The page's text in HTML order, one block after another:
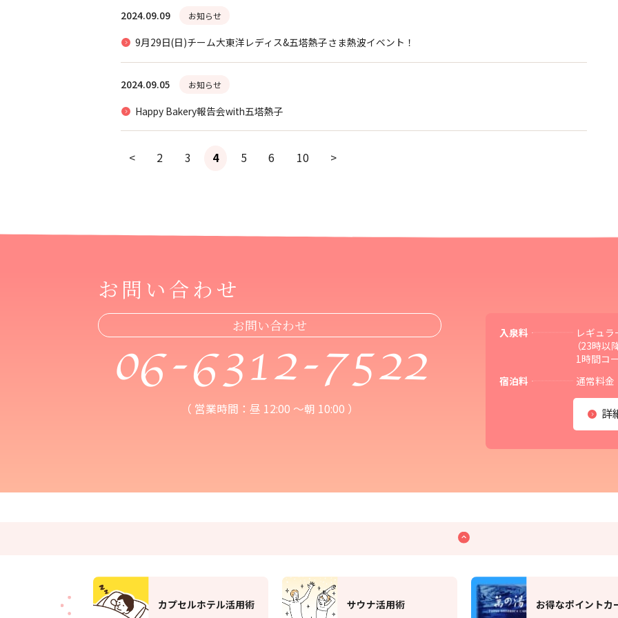
2024.09.09 お知らせ
9月29日(日)チーム大東洋レディス&五塔熱子さま熱波イベント！
2024.09.05 お知らせ
Happy Bakery報告会with五塔熱子
< 2 3 4 5 6 10 >
お問い合わせ
お問い合わせ
06-6312-7522
（ 営業時間：昼 12:00 ～朝 10:00 ）
入泉料
レギュ
（23時
1時間コ
宿泊料
通常料
詳
カプセルホテル活用術 サウナ活用術 お得なポイントカード SNS公式